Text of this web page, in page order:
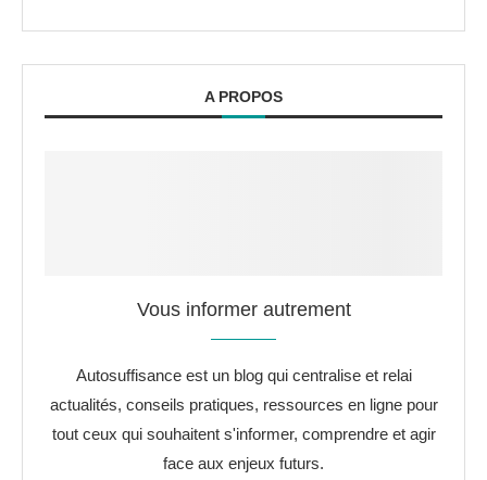
A PROPOS
Vous informer autrement
Autosuffisance est un blog qui centralise et relai
actualités, conseils pratiques, ressources en ligne pour
tout ceux qui souhaitent s'informer, comprendre et agir
face aux enjeux futurs.